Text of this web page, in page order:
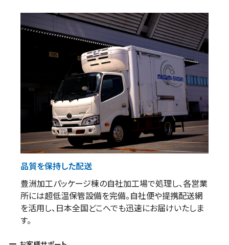
品質を保持した配送
豊洲加工パッケージ棟の自社加工場で処理し、各営業
所には超低温保管設備を完備。自社便や提携配送網
を活用し、日本全国どこへでも迅速にお届けいたしま
す。